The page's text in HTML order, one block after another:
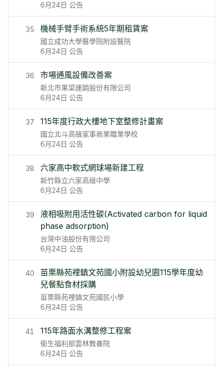
6月24日 公告
35 機械手臂手術系統5年期租賃案
國立成功大學醫學院附設醫院
6月24日 公告
36 市場通風設備改善案
新北市果菜運銷股份有限公司
6月24日 公告
37 115年度行政大樓地下室整修計畫案
國立北斗高級家事商業職業學校
6月24日 公告
38 六家高中軟式網球場新建工程
新竹縣立六家高級中學
6月24日 公告
39
液相吸附用活性碳(Activated carbon for liquid
phase adsorption)
台灣中油股份有限公司
6月24日 公告
40
苗栗縣苑裡鎮文苑國小附設幼兒園115學年度幼
兒餐點食材採購
苗栗縣苑裡鎮文苑國民小學
6月24日 公告
41 115年路面水溝整修工程案
衛生福利部雲林教養院
6月24日 公告